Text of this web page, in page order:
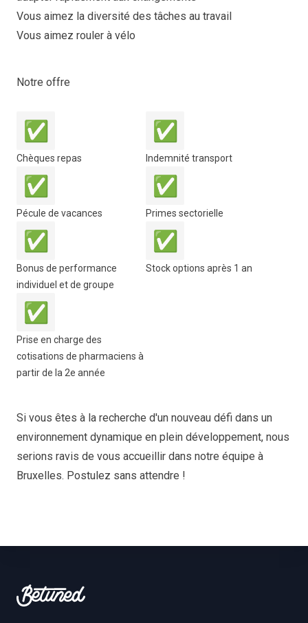
Vous aimez la diversité des tâches au travail
Vous aimez rouler à vélo
Notre offre
✅
Chèques repas
✅
Indemnité transport
✅
Pécule de vacances
✅
Primes sectorielle
✅
Bonus de performance
individuel et de groupe
✅
Stock options après 1 an
✅
Prise en charge des
cotisations de pharmaciens à
partir de la 2e année
Si vous êtes à la recherche d'un nouveau défi dans un
environnement dynamique en plein développement, nous
serions ravis de vous accueillir dans notre équipe à
Bruxelles. Postulez sans attendre !
Betuned